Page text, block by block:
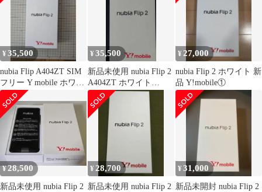
対応 柔軟素材 衝撃吸収
レア 反射防止
ケース スタンド機能付
き 財布型 360度保護 耐
衝撃 カード収納 レザー
多機能 ベルトループ付
き お
¥35,500
nubia Flip A404ZT SIM
フリー Y mobile ホワイ
ト
¥35,500
新品未使用 nubia Flip 2
A404ZT ホワイト
Y!mobile
¥ 27,000
nubia Flip 2 ホワイト 新
品 Y!mobile①
¥28,500
新品未使用 nubia Flip 2
¥28,700
新品未使用 nubia Flip 2
¥31,000
新品未開封 nubia Flip 2